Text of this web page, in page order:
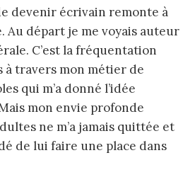
devenir écrivain remonte à
Au départ je me voyais auteur
C’est la fréquentation
à travers mon métier de
qui m’a donné l’idée
mon envie profonde
ne m’a jamais quittée et
de lui faire une place dans